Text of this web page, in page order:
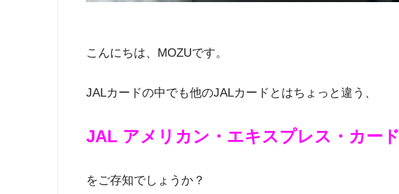
こんにちは、MOZUです。
JALカードの中でも他のJALカードとはちょっと違う、
JAL アメリカン・エキスプレス・カード
をご存知でしょうか？